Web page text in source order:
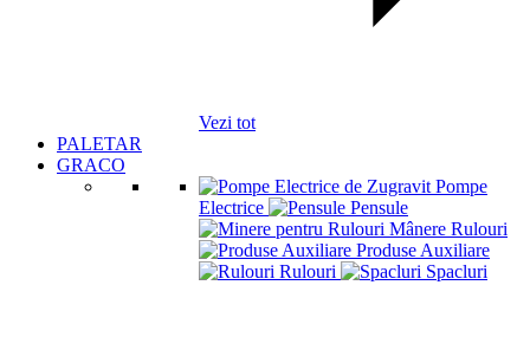
Vezi tot
PALETAR
GRACO
Pompe
Electrice
Pensule
Mânere Rulouri
Produse Auxiliare
Rulouri
Spacluri